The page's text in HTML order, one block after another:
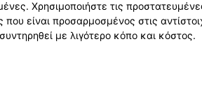
Χρησιμοποιήστε τις
είναι προσαρμοσμένος στις
με λιγότερο κόπο και κόστος.